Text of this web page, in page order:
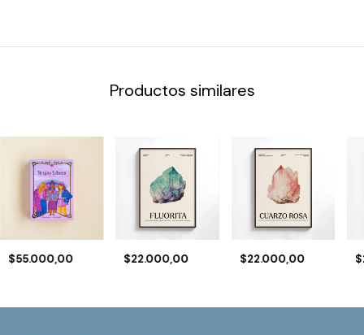
Productos similares
$55.000,00 $22.000,00 $22.000,00